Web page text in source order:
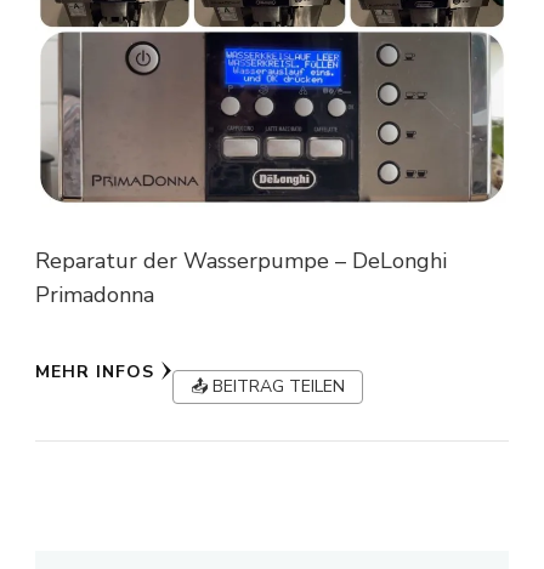
Reparatur der Wasserpumpe – DeLonghi
Primadonna
MEHR INFOS
📤 BEITRAG TEILEN